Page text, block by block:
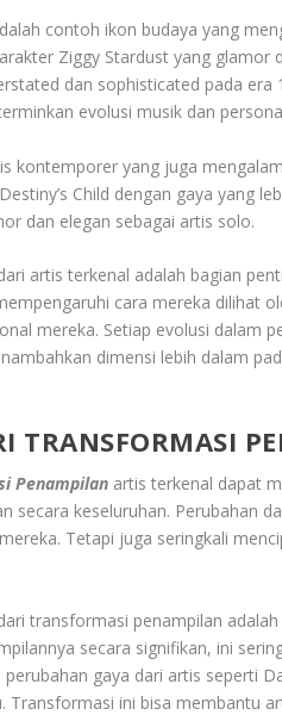
contoh ikon budaya yang
Ziggy Stardust yang
dan sophisticated pada
evolusi musik dan
kontemporer yang juga
Child dengan gaya yang
dan elegan sebagai artis solo.
artis terkenal adalah bagian
cara mereka dilihat
mereka. Setiap evolusi dalam
dimensi lebih dalam
TRANSFORMASI
Penampilan artis terkenal dapat
secara keseluruhan. Perubahan
Tetapi juga seringkali
transformasi penampilan
secara signifikan, ini
perubahan gaya dari artis seperti
Transformasi ini bisa membantu